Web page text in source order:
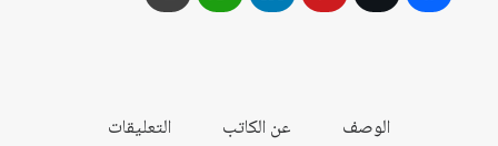
الوصف عن الكاتب التعليقات